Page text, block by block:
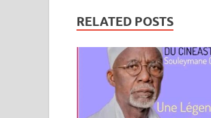
RELATED POSTS